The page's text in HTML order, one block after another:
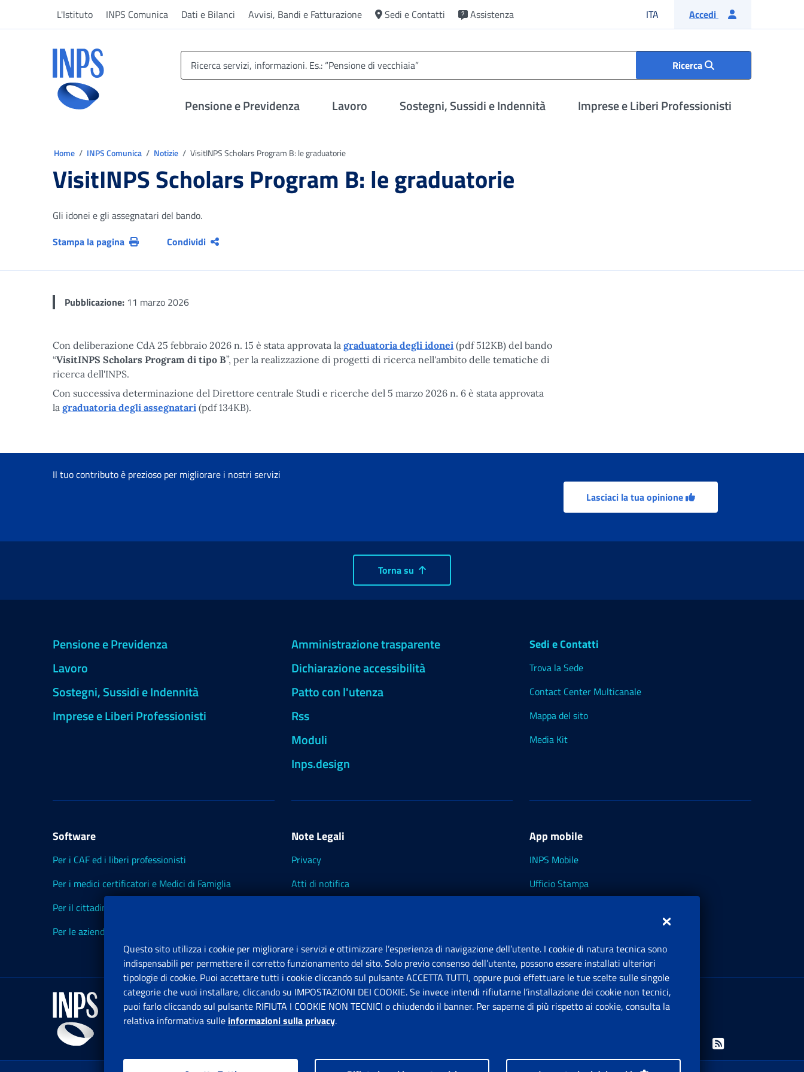
L'Istituto INPS Comunica Dati e Bilanci Avvisi, Bandi e Fatturazione Sedi e Contatti Assistenza ITA Lingua italiana
Accedi
Ricerca
Pensione e Previdenza Lavoro Sostegni, Sussidi e Indennità Imprese e Liberi Professionisti
Home INPS Comunica Notizie VisitINPS Scholars Program B: le graduatorie
VisitINPS Scholars Program B: le graduatorie
Gli idonei e gli assegnatari del bando.
Stampa la pagina
Condividi
Pubblicazione: 11 marzo 2026
Con deliberazione CdA 25 febbraio 2026 n. 15 è stata approvata la graduatoria degli idonei (pdf 512KB) del bando
“VisitINPS Scholars Program di tipo B”, per la realizzazione di progetti di ricerca nell'ambito delle tematiche di
ricerca dell'INPS.
Con successiva determinazione del Direttore centrale Studi e ricerche del 5 marzo 2026 n. 6 è stata approvata
la graduatoria degli assegnatari (pdf 134KB).
Il tuo contributo è prezioso per migliorare i nostri servizi
Lasciaci la tua opinione
Torna su
Pensione e Previdenza
Lavoro
Sostegni, Sussidi e Indennità
Imprese e Liberi Professionisti
Amministrazione trasparente
Dichiarazione accessibilità
Patto con l'utenza
Rss
Moduli
Inps.design
Sedi e Contatti
Trova la Sede
Contact Center Multicanale
Mappa del sito
Media Kit
Software
Per i CAF ed i liberi professionisti
Per i medici certificatori e Medici di Famiglia
Per il cittadino
Per le aziende ed i Consulenti
Note Legali
Privacy
Atti di notifica
App mobile
INPS Mobile
Ufficio Stampa
Sede Legale: Via Ciro il Grande, 21
00144 Roma
P.IVA 02121151001
Facebook: Apre una nuova finestra
Twitter: Apre una nuova finestra
Whatsapp: Apre una nuova finestra
Youtube: Apre una nuova
Instagram: Apre una
Linkedin: Apre
Rss: Apre
Questo sito utilizza i cookie per migliorare i servizi e ottimizzare l’esperienza di navigazione dell’utente. I cookie di natura tecnica sono
indispensabili per permettere il corretto funzionamento del sito. Solo previo consenso dell’utente, possono essere installati ulteriori
tipologie di cookie. Puoi accettare tutti i cookie cliccando sul pulsante ACCETTA TUTTI, oppure puoi effettuare le tue scelte sulle singole
categorie che vuoi installare, cliccando su IMPOSTAZIONI DEI COOKIE. Se invece intendi rifiutarne l’installazione dei cookie non tecnici,
puoi farlo cliccando sul pulsante RIFIUTA I COOKIE NON TECNICI o chiudendo il banner. Per saperne di più rispetto ai cookie, consulta la
relativa informativa sulle informazioni sulla privacy.